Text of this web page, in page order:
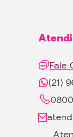
Fale
(21)